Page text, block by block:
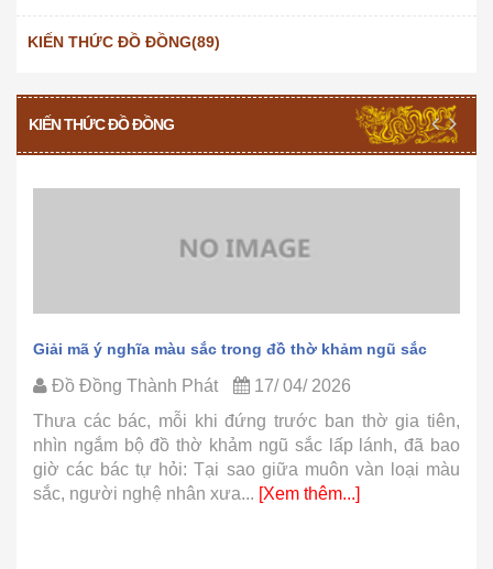
KIẾN THỨC ĐỒ ĐỒNG(89)
KIẾN THỨC ĐỒ ĐỒNG
Giải mã ý nghĩa màu sắc trong đồ thờ khảm ngũ sắc
Đồ Đồng Thành Phát
17/ 04/ 2026
Thưa các bác, mỗi khi đứng trước ban thờ gia tiên,
nhìn ngắm bộ đồ thờ khảm ngũ sắc lấp lánh, đã bao
giờ các bác tự hỏi: Tại sao giữa muôn vàn loại màu
sắc, người nghệ nhân xưa... [Xem thêm...]